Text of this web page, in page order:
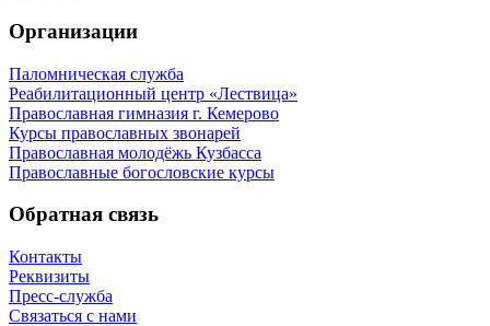
Организации
Паломническая служба
Реабилитационный центр «Лествица»
Православная гимназия г. Кемерово
Курсы православных звонарей
Православная молодёжь Кузбасса
Православные богословские курсы
Обратная связь
Контакты
Реквизиты
Пресс-служба
Связаться с нами